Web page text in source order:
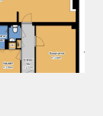
de Eigenaar